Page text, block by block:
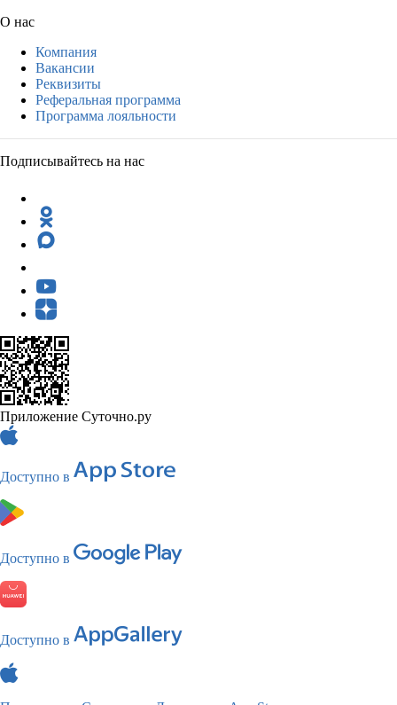
О нас
Компания
Вакансии
Реквизиты
Реферальная программа
Программа лояльности
Подписывайтесь на нас
Приложение Суточно.ру
Доступно в
Доступно в
Доступно в